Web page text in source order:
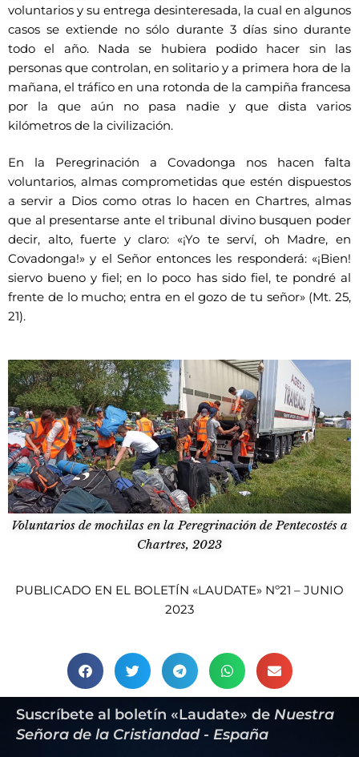
voluntarios y su entrega desinteresada, la cual en algunos
casos se extiende no sólo durante 3 días sino durante
todo el año. Nada se hubiera podido hacer sin las
personas que controlan, en solitario y a primera hora de la
mañana, el tráfico en una rotonda de la campiña francesa
por la que aún no pasa nadie y que dista varios
kilómetros de la civilización.
En la Peregrinación a Covadonga nos hacen falta
voluntarios, almas comprometidas que estén dispuestos
a servir a Dios como otras lo hacen en Chartres, almas
que al presentarse ante el tribunal divino busquen poder
decir, alto, fuerte y claro: «¡Yo te serví, oh Madre, en
Covadonga!» y el Señor entonces les responderá: «¡Bien!
siervo bueno y fiel; en lo poco has sido fiel, te pondré al
frente de lo mucho; entra en el gozo de tu señor» (Mt. 25,
21).
Voluntarios de mochilas en la Peregrinación de Pentecostés a
Chartres, 2023
PUBLICADO EN EL BOLETÍN «LAUDATE» Nº21 – JUNIO
2023
Suscríbete al boletín «Laudate» de Nuestra
Señora de la Cristiandad - España